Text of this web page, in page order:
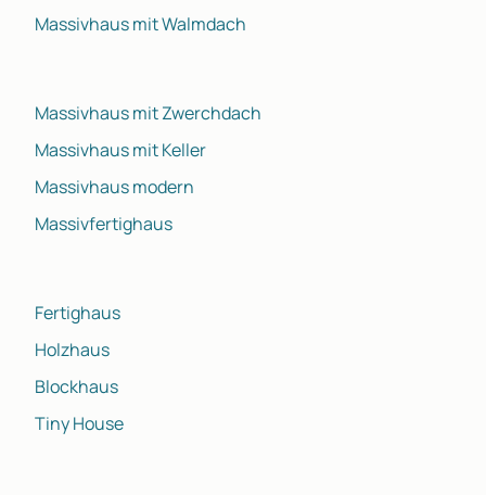
Massivhaus mit Walmdach
Massivhaus mit Zwerchdach
Massivhaus mit Keller
Massivhaus modern
Massivfertighaus
Fertighaus
Holzhaus
Blockhaus
Tiny House